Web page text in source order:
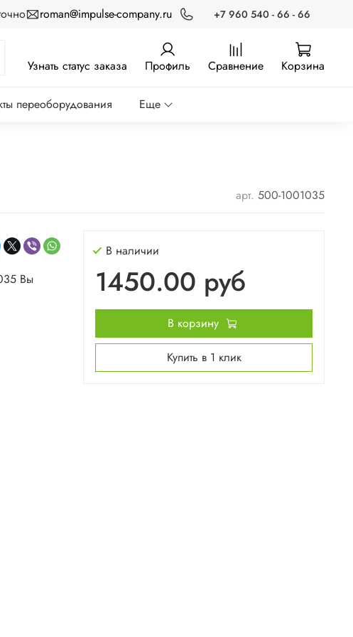
roman@impulse-company.ru +7 960 540 - 66 - 66
Узнать статус заказа Профиль Сравнение Корзина
переоборудования
Еще
арт. 500-1001035
Вы
В наличии
1450.00 руб
В корзину
Купить в 1 клик